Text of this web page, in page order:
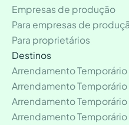
Empresas de produção
Para empresas de
Para proprietários
Destinos
Arrendamento
Arrendamento
Arrendamento
Arrendamento Temporário